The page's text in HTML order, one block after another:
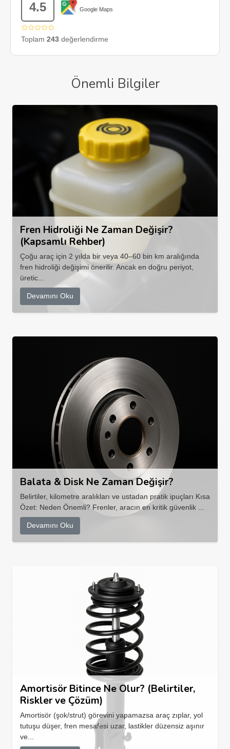
4.5 Google Maps
✩✩✩✩✩
Toplam 243 değerlendirme
Önemli Bilgiler
Fren Hidroliği Ne Zaman Değişir?
(Kapsamlı Rehber)
Çoğu araç için 2 yılda bir veya 40–60 bin km aralığında
fren hidroliği değişimi önerilir. Ancak en doğru periyot,
üretic...
Devamını Oku
Balata & Disk Ne Zaman Değişir?
Belirtiler, kilometre aralıkları ve ustadan pratik ipuçları Kısa
Özet: Neden Önemli? Frenler, aracın en kritik güvenlik ...
Devamını Oku
Amortisör Bitince Ne Olur? (Belirtiler,
Riskler ve Çözüm)
Amortisör (şok/strut) görevini yapamazsa araç zıplar, yol
tutuşu düşer, fren mesafesi uzar, lastikler düzensiz aşınır
ve...